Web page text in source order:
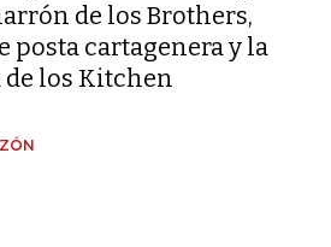
de los Brothers,
posta cartagenera y la
los Kitchen